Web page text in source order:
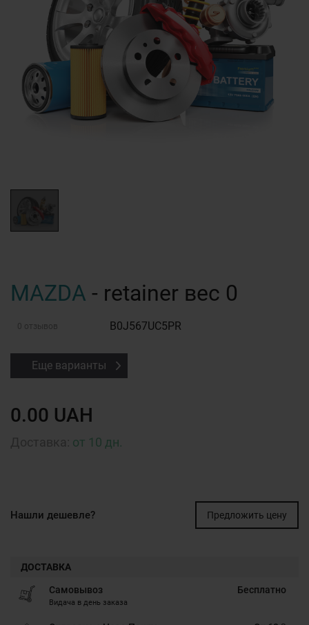
MAZDA - retainer вес 0
0 отзывов B0J567UC5PR
Еще варианты
0.00 UAH
от 10 дн.
Нашли дешевле? Предложить цену
ДОСТАВКА
Самовывоз
Видача в день заказа
Бесплатно